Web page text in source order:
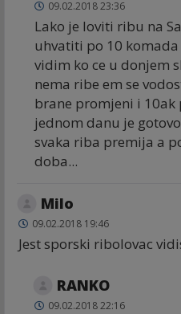
09.02.2018 23:36
Lako je loviti ribu na
uhvatiti po 10
vidim ko ce u donjem
nema ribe em se
brane promjeni i
jednom danu je
svaka riba premija a
doba...
Milo
09.02.2018 19:46
Jest sporski ribolovac
RANKO
09.02.2018 22:16